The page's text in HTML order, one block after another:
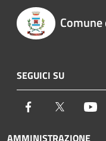
SEGUICI SU
Facebook Twitter
AMMINISTRAZIONE